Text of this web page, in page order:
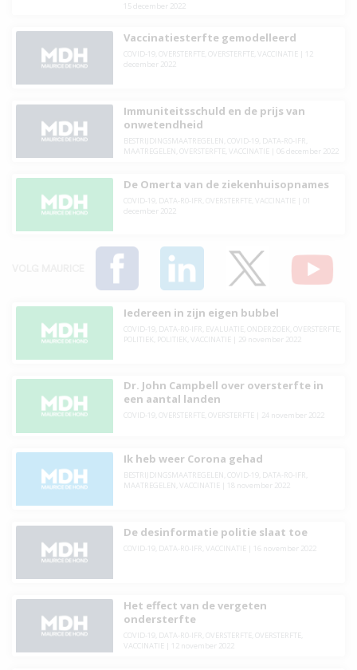
15 december 2022
Vaccinatiesterfte gemodelleerd
COVID-19, OVERSTERFTE OVERSTERFTE VACCINATIE
12
december 2022
Immuniteitsschuld en de prijs van
onwetendheid
BESTRIJDINGSMAATREGELEN COVID-19, DATA-R0-IFR
MAATREGELEN OVERSTERFTE VACCINATIE 06 december 2022
De Omerta van de ziekenhuisopnames
COVID-19, DATA-R0-IFR OVERSTERFTE VACCINATIE
01
december 2022
Iedereen in zijn eigen bubbel
COVID-19, DATA-R0-IFR EVALUATIE ONDERZOEK OVERSTERFTE
POLITIEK
POLITIEK VACCINATIE 29 november 2022
Dr. John Campbell over oversterfte in
een aantal landen
COVID-19, OVERSTERFTE OVERSTERFTE 24 november 2022
Ik heb weer Corona gehad
BESTRIJDINGSMAATREGELEN COVID-19, DATA-R0-IFR
MAATREGELEN
VACCINATIE 18 november 2022
De desinformatie politie slaat toe
COVID-19, DATA-R0-IFR VACCINATIE 16 november 2022
Het effect van de vergeten
ondersterfte
COVID-19, DATA-R0-IFR OVERSTERFTE OVERSTERFTE
VACCINATIE
12 november 2022